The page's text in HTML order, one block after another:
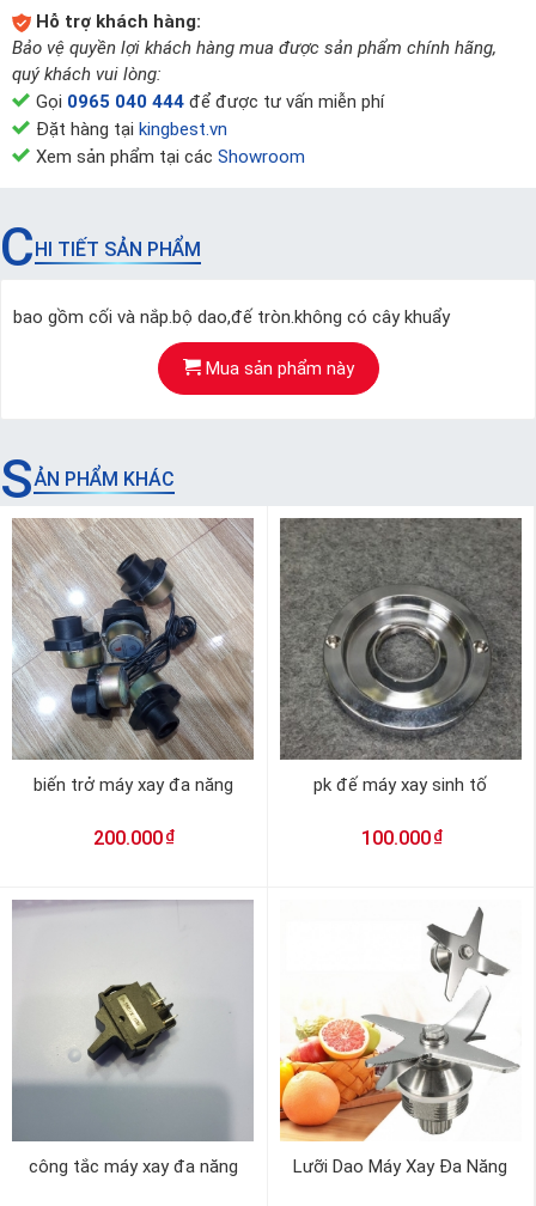
Hỗ trợ khách hàng:
Bảo vệ quyền lợi khách hàng mua được sản phẩm chính hãng,
quý khách vui lòng:
Gọi 0965 040 444 để được tư vấn miễn phí
Đặt hàng tại kingbest.vn
Xem sản phẩm tại các Showroom
CHI TIẾT SẢN PHẨM
bao gồm cối và nắp.bộ dao,đế tròn.không có cây khuẩy
Mua sản phẩm này
SẢN PHẨM KHÁC
biến trở máy xay đa năng
200.000 ₫
pk đế máy xay sinh tố
100.000 ₫
công tắc máy xay đa năng Lưỡi Dao Máy Xay Đa Năng